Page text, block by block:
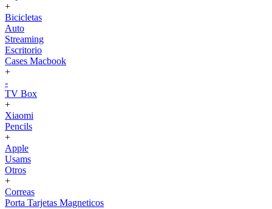
+
Bicicletas
Auto
Streaming
Escritorio
Cases Macbook
+
-
TV Box
+
Xiaomi
Pencils
+
Apple
Usams
Otros
+
Correas
Porta Tarjetas Magneticos